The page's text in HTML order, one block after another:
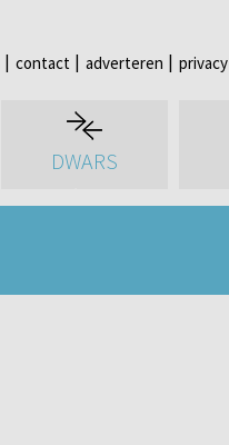
contact adverteren privacy
DWARS